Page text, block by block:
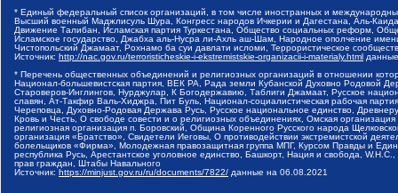
* Единый федеральный список организаций, в том числе иностранных и
Высший военный Маджлисуль Шура, Конгресс народов Ичкерии и Дагестана, Аль-
Движение Талибан, Исламская партия Туркестана, Общество социальных реформ,
Исламское государство, Джабха аль-Нусра ли-Ахль аш-Шам, Народное ополчение
Чистопольский Джамаат, Рохнамо ба суи давлати исломи, Террористическое
Источник: http://nac.gov.ru/terroristicheskie-i-ekstremistskie-organizacii-i-materialy.html
* Перечень общественных объединений и религиозных организаций в отношении
Национал-большевистская партия, ВЕК РА, Рада земли Кубанской Духовно Родовой
Староверов-Инглингов, Нурджулар, К Богодержавию, Таблиги Джамаат, Русское
славян, Ат-Такфир Валь-Хиджра, Пит Буль, Национал-социалистическая рабочая
Череповца, Духовно-Родовая Держава Русь, Русское национальное единство,
Кровь и Честь, О свободе совести и о религиозных объединениях, Омская
религиозная организация п. Боровский, Община Коренного Русского народа
организация «Братство», Свидетели Иеговы, О противодействии экстремистской
болельщиков «Фирма», Молодежная правозащитная группа МПГ, Курсом Правды и
республика Русь, Арестантское уголовное единство, Башкорт, Нация и свобода,
прав граждан, Штабы Навального
Источник: https://minjust.gov.ru/ru/documents/7822/ данные на 06.08.2021